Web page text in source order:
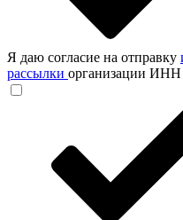
Я даю согласие на отправку
рассылки организации ИНН